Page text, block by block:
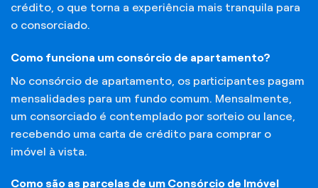
crédito, o que torna a experiência mais tranquila para
o consorciado.
Como funciona um consórcio de apartamento?
No consórcio de apartamento, os participantes pagam
mensalidades para um fundo comum. Mensalmente,
um consorciado é contemplado por sorteio ou lance,
recebendo uma carta de crédito para comprar o
imóvel à vista.
Como são as parcelas de um Consórcio de Imóvel